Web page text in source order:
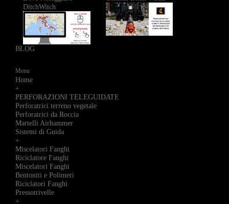
DitchWitch
BLOG
Menu
Home
+
PERFORAZIONI TELEGUIDATE
Perforatrici terreno vegetale
Perforatrici da Roccia
Martelli Airhammer
Sistemi di Guida
+
Miscelatori Fanghi
Riciclatore Fanghi
Miscelatori Fanghi
Bentoniti e Polimeri
Riciclatori Fanghi
Pressotrivelle
+